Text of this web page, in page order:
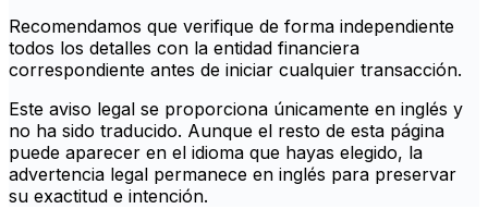
Recomendamos que verifique de forma independiente
todos los detalles con la entidad financiera
correspondiente antes de iniciar cualquier transacción.
Este aviso legal se proporciona únicamente en inglés y
no ha sido traducido. Aunque el resto de esta página
puede aparecer en el idioma que hayas elegido, la
advertencia legal permanece en inglés para preservar
su exactitud e intención.